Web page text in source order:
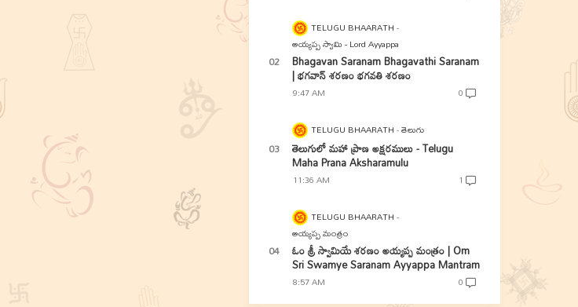
TELUGU BHAARATH
అయ్యప్ప స్వామి - Lord Ayyappa
Bhagavan Saranam Bhagavathi Saranam
| భగవాన్ శరణం భగవతి శరణం
9:47 AM 0
TELUGU BHAARATH తెలుగు
తెలుగులో మహా ప్రాణ అక్షరములు - Telugu
Maha Prana Aksharamulu
11:36 AM 1
TELUGU BHAARATH
అయ్యప్ప మంత్రం
ఓం శ్రీ స్వామియే శరణం అయ్యప్ప మంత్రం | Om
Sri Swamye Saranam Ayyappa Mantram
8:57 AM 0